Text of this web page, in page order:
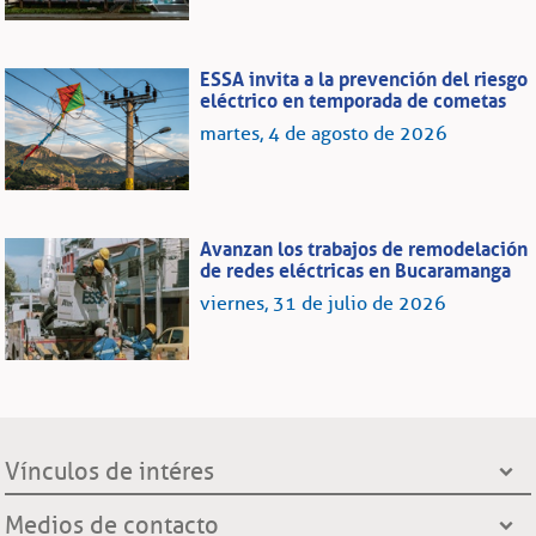
ESSA invita a la prevención del riesgo
eléctrico en temporada de cometas
martes, 4 de agosto de 2026
Avanzan los trabajos de remodelación
de redes eléctricas en Bucaramanga
viernes, 31 de julio de 2026
Vínculos de intéres
Presidencia de la República
Medios de contacto